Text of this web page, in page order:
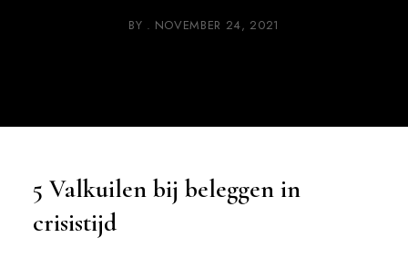
BY NOVEMBER 24, 2021
5 Valkuilen bij beleggen in
crisistijd